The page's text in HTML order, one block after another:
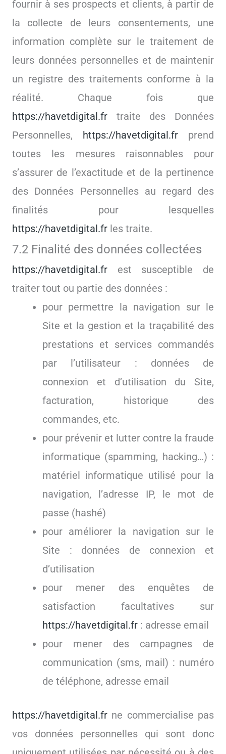
fournir à ses prospects et clients, à partir de
la collecte de leurs consentements, une
information complète sur le traitement de
leurs données personnelles et de maintenir
un registre des traitements conforme à la
réalité. Chaque fois que
https://havetdigital.fr traite des Données
Personnelles, https://havetdigital.fr prend
toutes les mesures raisonnables pour
s’assurer de l’exactitude et de la pertinence
des Données Personnelles au regard des
finalités pour lesquelles
https://havetdigital.fr les traite.
7.2 Finalité des données collectées
https://havetdigital.fr est susceptible de
traiter tout ou partie des données :
pour permettre la navigation sur le
Site et la gestion et la traçabilité des
prestations et services commandés
par l’utilisateur : données de
connexion et d’utilisation du Site,
facturation, historique des
commandes, etc.
pour prévenir et lutter contre la fraude
informatique (spamming, hacking…) :
matériel informatique utilisé pour la
navigation, l’adresse IP, le mot de
passe (hashé)
pour améliorer la navigation sur le
Site : données de connexion et
d’utilisation
pour mener des enquêtes de
satisfaction facultatives sur
https://havetdigital.fr : adresse email
pour mener des campagnes de
communication (sms, mail) : numéro
de téléphone, adresse email
https://havetdigital.fr ne commercialise pas
vos données personnelles qui sont donc